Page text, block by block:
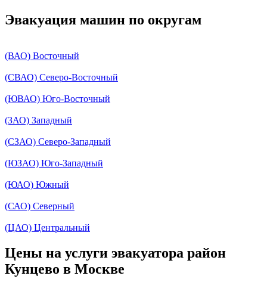
Эвакуация машин по округам
(ВАО) Восточный
(СВАО) Северо-Восточный
(ЮВАО) Юго-Восточный
(ЗАО) Западный
(СЗАО) Северо-Западный
(ЮЗАО) Юго-Западный
(ЮАО) Южный
(САО) Северный
(ЦАО) Центральный
Цены на услуги эвакуатора район
Кунцево в Москве